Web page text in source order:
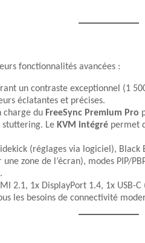
fonctionnalités avancées :
un contraste exceptionnel (1
éclatantes et précises.
charge du FreeSync Premium Pro
Le KVM intégré permet
(réglages via logiciel),
zone de l’écran), modes PIP/
2.1, 1x DisplayPort 1.4, 1x USB-
les besoins de connectivité